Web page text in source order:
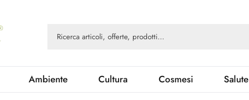
Ambiente Cultura Cosmesi Salute